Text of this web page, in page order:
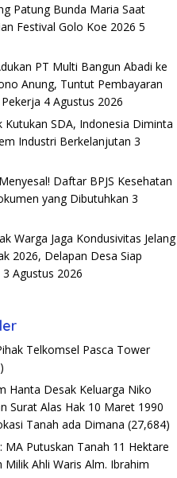
Patung Bunda Maria Saat
Festival Golo Koe 2026 5
PT Multi Bangun Abadi ke
Anung, Tuntut Pembayaran
4 Agustus 2026
Kutukan SDA, Indonesia Diminta
Industri Berkelanjutan 3
Daftar BPJS Kesehatan
yang Dibutuhkan 3
Warga Jaga Kondusivitas Jelang
2026, Delapan Desa Siap
3 Agustus 2026
Telkomsel Pasca Tower
Hanta Desak Keluarga Niko
Surat Alas Hak 10 Maret 1990
Tanah ada Dimana (27,684)
MA Putuskan Tanah 11 Hektare
Milik Ahli Waris Alm. Ibrahim